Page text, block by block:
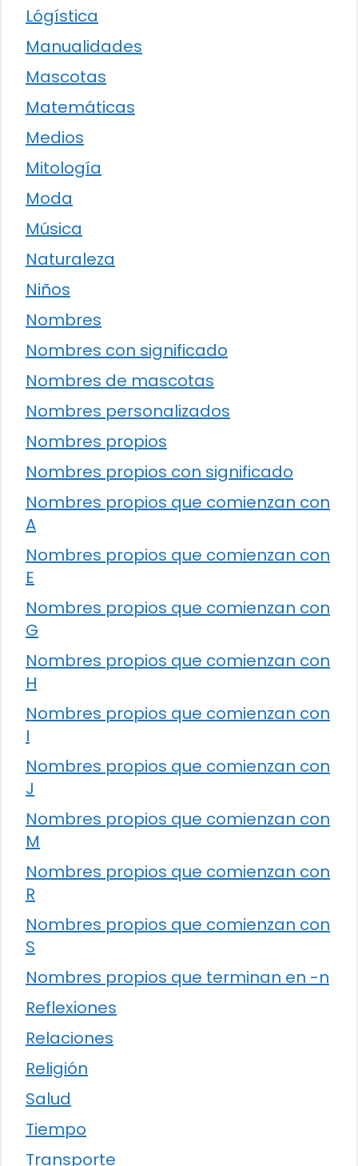
Lógística
Manualidades
Mascotas
Matemáticas
Medios
Mitología
Moda
Música
Naturaleza
Niños
Nombres
Nombres con significado
Nombres de mascotas
Nombres personalizados
Nombres propios
Nombres propios con significado
Nombres propios que comienzan con
A
Nombres propios que comienzan con
E
Nombres propios que comienzan con
G
Nombres propios que comienzan con
H
Nombres propios que comienzan con
I
Nombres propios que comienzan con
J
Nombres propios que comienzan con
M
Nombres propios que comienzan con
R
Nombres propios que comienzan con
S
Nombres propios que terminan en -n
Reflexiones
Relaciones
Religión
Salud
Tiempo
Transporte